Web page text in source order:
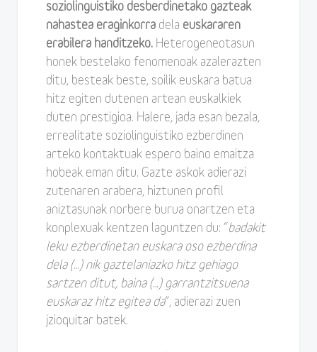
soziolinguistiko desberdinetako gazteak
nahastea eraginkorra dela euskararen
erabilera handitzeko. Heterogeneotasun
honek bestelako fenomenoak azalerazten
ditu, besteak beste, soilik euskara batua
hitz egiten dutenen artean euskalkiek
duten prestigioa. Halere, jada esan bezala,
errealitate soziolinguistiko ezberdinen
arteko kontaktuak espero baino emaitza
hobeak eman ditu. Gazte askok adierazi
zutenaren arabera, hiztunen profil
aniztasunak norbere burua onartzen eta
konplexuak kentzen laguntzen du: “badakit
leku ezberdinetan euskara oso ezberdina
dela (…) nik gaztelaniazko hitz gehiago
sartzen ditut, baina (…) garrantzitsuena
euskaraz hitz egitea da”, adierazi zuen
jzioquitar batek.